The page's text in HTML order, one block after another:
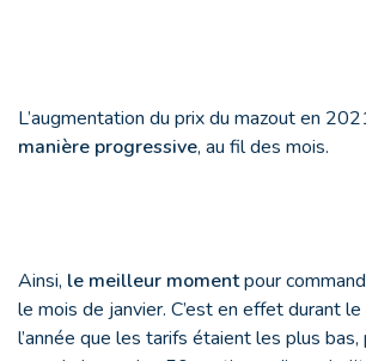
L’augmentation du prix du mazout en
manière progressive, au fil des mois.
Ainsi, le meilleur momentpour
le mois de janvier. C’est en effet durant
l’année que les tarifs étaient les plus